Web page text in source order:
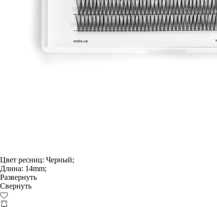
Цвет ресниц: Черный;
Длина: 14mm;
Развернуть
Свернуть